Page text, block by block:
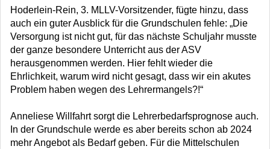
Hoderlein-Rein, 3. MLLV-Vorsitzender, fügte hinzu, dass
auch ein guter Ausblick für die Grundschulen fehle: „Die
Versorgung ist nicht gut, für das nächste Schuljahr musste
der ganze besondere Unterricht aus der ASV
herausgenommen werden. Hier fehlt wieder die
Ehrlichkeit, warum wird nicht gesagt, dass wir ein akutes
Problem haben wegen des Lehrermangels?!“
Anneliese Willfahrt sorgt die Lehrerbedarfsprognose auch.
In der Grundschule werde es aber bereits schon ab 2024
mehr Angebot als Bedarf geben. Für die Mittelschulen